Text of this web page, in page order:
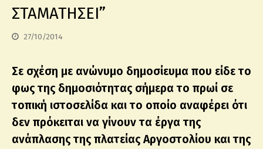
ΣΤΑΜΑΤΗΣΕΙ”
27/10/2014
Σε σχέση με ανώνυμο δημοσίευμα που είδε το
φως της δημοσιότητας σήμερα το πρωί σε
τοπική ιστοσελίδα και το οποίο αναφέρει ότι
δεν πρόκειται να γίνουν τα έργα της
ανάπλασης της πλατείας Αργοστολίου και της